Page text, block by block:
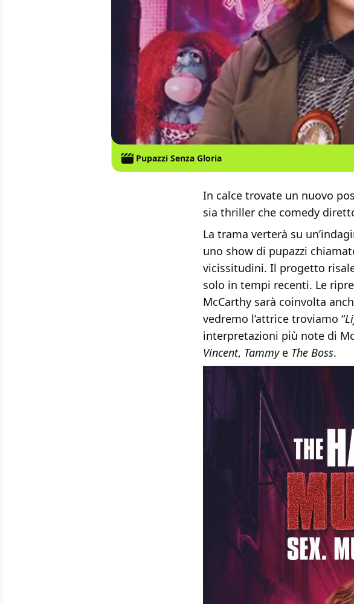
Pupazzi Senza Gloria
In calce trovate un nuovo
sia thriller che comedy
La trama verterà su
uno show di pupazzi
vicissitudini. Il progetto
solo in tempi recenti. Le
McCarthy sarà coinvolta
vedremo l’attrice troviamo “
interpretazioni più note di
Vincent, Tammye The Boss.